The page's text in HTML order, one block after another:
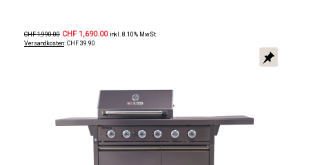
CHF 1,990.00 CHF 1,690.00 inkl. 8.10% MwSt
Versandkosten: CHF 39.90